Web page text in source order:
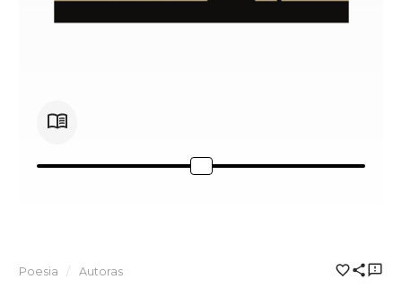
Poesia Autoras